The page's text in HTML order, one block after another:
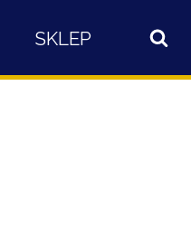
SKLEP